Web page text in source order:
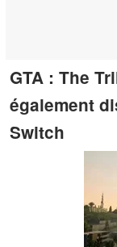
GTA : The
également
Switch